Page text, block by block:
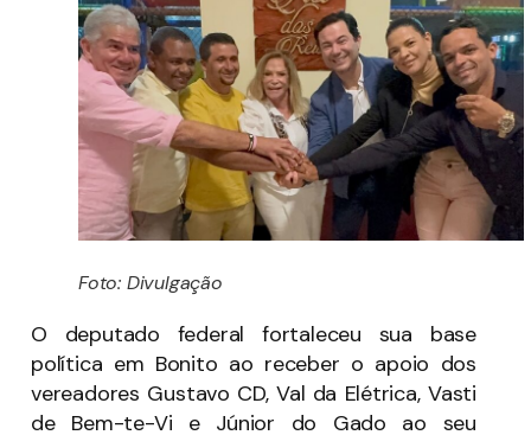
Foto: Divulgação
O deputado federal fortaleceu sua base
política em Bonito ao receber o apoio dos
vereadores Gustavo CD, Val da Elétrica, Vasti
de Bem-te-Vi e Júnior do Gado ao seu